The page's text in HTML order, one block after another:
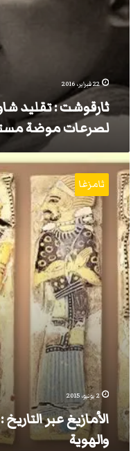
22 فبراير، 2016
ثارقوشت : تقليد
لصرعات موضة
الأمازيغ
عبر
التاريخ
:
نظرة
موجزة
في
الأصول
والهوية
ثامزغا
2 يونيو، 2015
الأمازيغ عبر
والهوية